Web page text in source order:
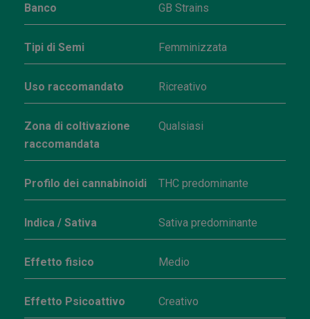
Banco GB Strains
Tipi di Semi Femminizzata
Uso raccomandato Ricreativo
Zona di coltivazione
raccomandata
Qualsiasi
Profilo dei cannabinoidi THC predominante
Indica / Sativa Sativa predominante
Effetto fisico Medio
Effetto Psicoattivo Creativo